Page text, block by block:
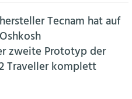
Tecnam hat auf
zweite Prototyp der
Traveller komplett